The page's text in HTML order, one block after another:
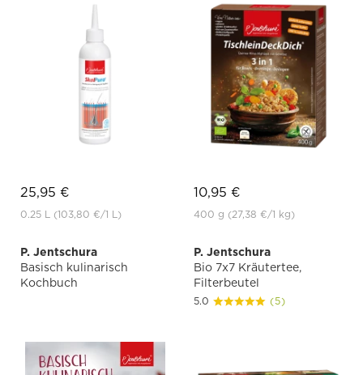
25,95 €
0.25 L (103,80 €/1 L)
10,95 €
400 g (27,38 €/1 kg)
P. Jentschura
Basisch kulinarisch
Kochbuch
P. Jentschura
Bio 7x7 Kräutertee,
Filterbeutel
5.0 (5)